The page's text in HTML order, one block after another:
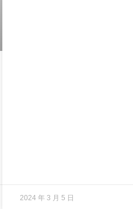
2024 年 3 月 5 日